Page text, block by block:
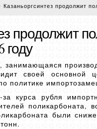
Казаньоргсинтез продолжит
продолжит
году
занимающаяся
своей основной
политике
курса рубля
были